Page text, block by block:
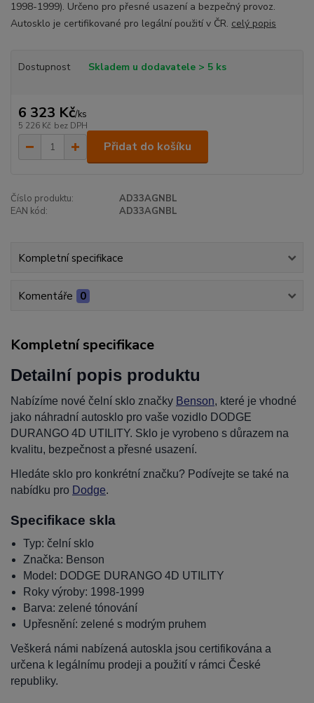
1998-1999). Určeno pro přesné usazení a bezpečný provoz.
Autosklo je certifikované pro legální použití v ČR. celý popis
Dostupnost Skladem u dodavatele > 5 ks
6 323 Kč/ks
5 226 Kč bez DPH
Přidat do košíku
Číslo produktu:
AD33AGNBL
EAN kód:
AD33AGNBL
Kompletní specifikace
Komentáře 0
Kompletní specifikace
Detailní popis produktu
Nabízíme nové čelní sklo značky Benson, které je vhodné
jako náhradní autosklo pro vaše vozidlo DODGE
DURANGO 4D UTILITY. Sklo je vyrobeno s důrazem na
kvalitu, bezpečnost a přesné usazení.
Hledáte sklo pro konkrétní značku? Podívejte se také na
nabídku pro Dodge.
Specifikace skla
Typ: čelní sklo
Značka: Benson
Model: DODGE DURANGO 4D UTILITY
Roky výroby: 1998-1999
Barva: zelené tónování
Upřesnění: zelené s modrým pruhem
Veškerá námi nabízená autoskla jsou certifikována a
určena k legálnímu prodeji a použití v rámci České
republiky.